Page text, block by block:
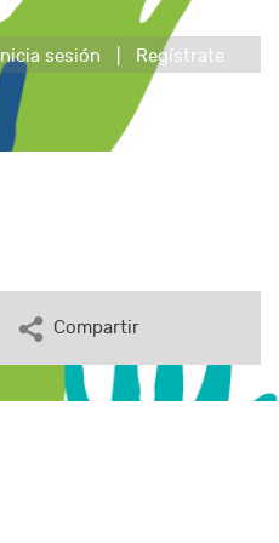
Inicia sesión Regístrate
Compartir